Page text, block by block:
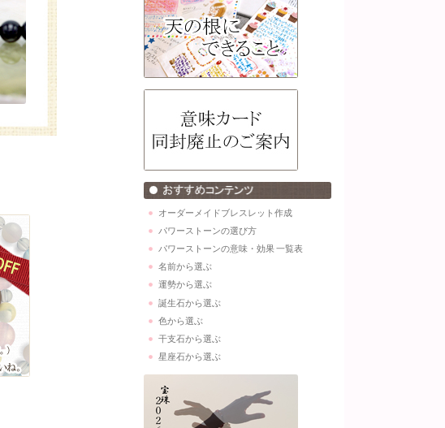
オーダーメイドブレスレット作成
パワーストーンの選び方
パワーストーンの意味・効果 一覧表
名前から選ぶ
運勢から選ぶ
誕生石から選ぶ
色から選ぶ
干支石から選ぶ
星座石から選ぶ